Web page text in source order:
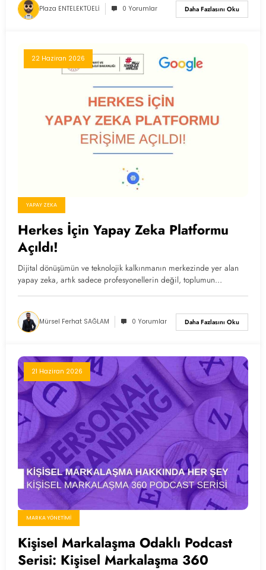
Plaza ENTELEKTÜELİ 0 Yorumlar Daha Fazlasını Oku
22 Haziran 2026
YAPAY ZEKA
Herkes İçin Yapay Zeka Platformu
Açıldı!
Dijital dönüşümün ve teknolojik kalkınmanın merkezinde yer alan
yapay zeka, artık sadece profesyonellerin değil, toplumun…
Mürsel Ferhat SAĞLAM 0 Yorumlar Daha Fazlasını Oku
21 Haziran 2026
MARKA YÖNETIMI
Kişisel Markalaşma Odaklı Podcast
Serisi: Kişisel Markalaşma 360